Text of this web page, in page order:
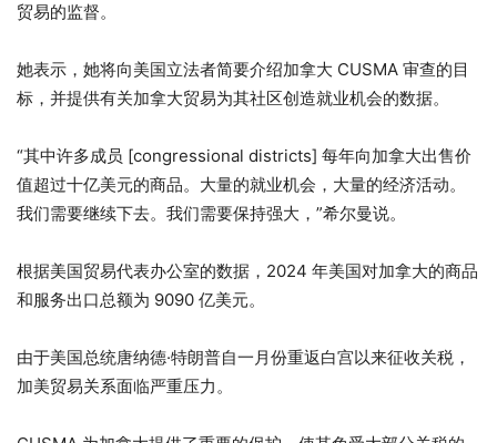
贸易的监督。
她表示，她将向美国立法者简要介绍加拿大 CUSMA 审查的目
标，并提供有关加拿大贸易为其社区创造就业机会的数据。
“其中许多成员 [congressional districts] 每年向加拿大出售价
值超过十亿美元的商品。大量的就业机会，大量的经济活动。
我们需要继续下去。我们需要保持强大，”希尔曼说。
根据美国贸易代表办公室的数据，2024 年美国对加拿大的商品
和服务出口总额为 9090 亿美元。
由于美国总统唐纳德·特朗普自一月份重返白宫以来征收关税，
加美贸易关系面临严重压力。